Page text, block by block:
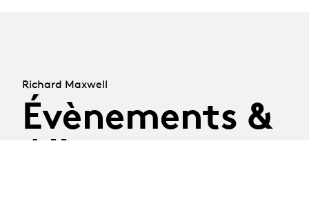
Richard Maxwell
Évènements &
Albums